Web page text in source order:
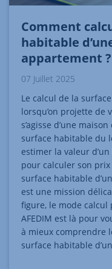
Comment
habitable
appartement ?
07 Juillet 2025
Le calcul de la
lorsqu’on projette de
s’agisse d’une
surface habitable du
estimer la valeur
pour calculer son
surface habitable
est une mission
figure, le mode
AFEDIM est là pour
à mieux comprendre
surface habitable